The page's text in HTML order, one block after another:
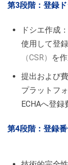
第3段階：登録
ドシエ作成
使用して登
（CSR）
を
提出および
プラットフォ
ECHAへ登録
第4段階：登録